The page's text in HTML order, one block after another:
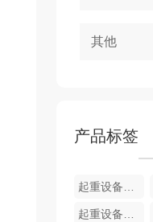
其他
产品标签
起重设备现场改造
起重设备现场维修